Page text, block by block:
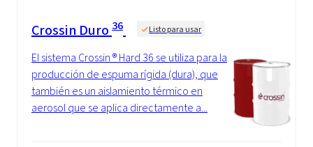
Crossin Duro 36 Listo para usar
El sistema Crossin ® Hard 36 se utiliza para la
producción de espuma rígida (dura), que
también es un aislamiento térmico en
aerosol que se aplica directamente a...